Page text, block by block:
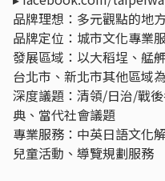
品牌理想：多元觀點的地
品牌定位：城市文化專業
發展區域：以大稻埕、艋
台北市、新北市其他區域
深度議題：清領/日治/戰
典、當代社會議題
專業服務：中英日語文化
兒童活動、導覽規劃服務